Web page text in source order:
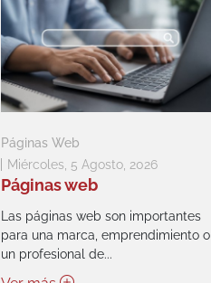
Páginas Web
Miércoles, 5 Agosto, 2026
Páginas web
Las páginas web son importantes
para una marca, emprendimiento o
un profesional de...